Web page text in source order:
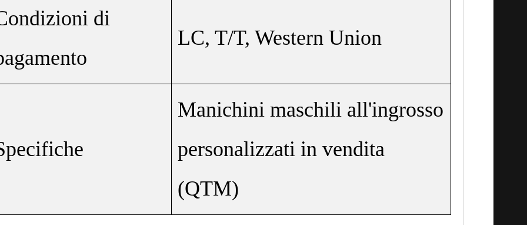
di
LC, T/T, Western Union
Manichini maschili all'ingrosso
personalizzati in vendita
(QTM)